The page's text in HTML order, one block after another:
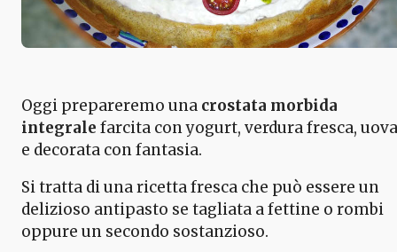
Oggi prepareremo una crostata morbida
integrale farcita con yogurt, verdura fresca, uova
e decorata con fantasia.
Si tratta di una ricetta fresca che può essere un
delizioso antipasto se tagliata a fettine o rombi
oppure un secondo sostanzioso.